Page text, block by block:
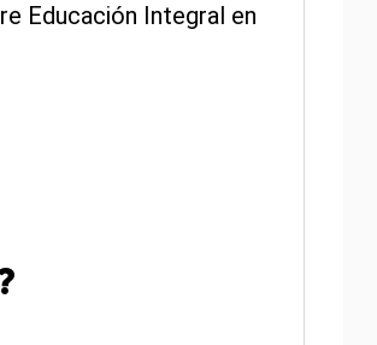
Educación Integral en